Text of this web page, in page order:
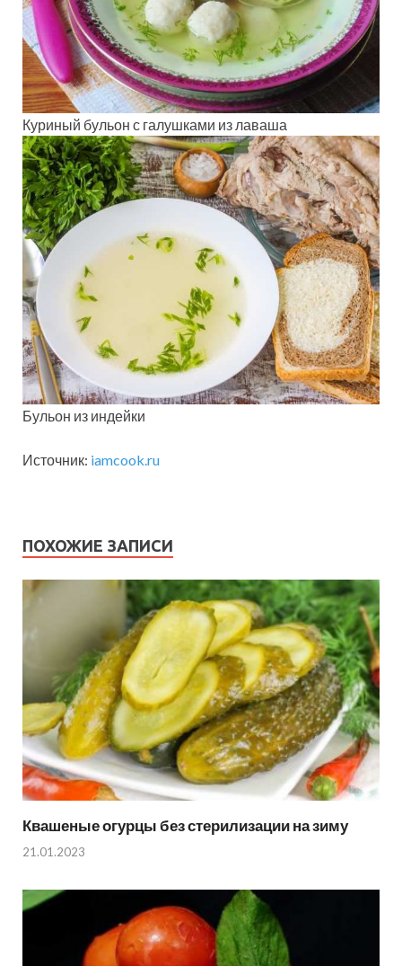
Куриный бульон с галушками из лаваша
Бульон из индейки
Источник: iamcook.ru
ПОХОЖИЕ ЗАПИСИ
Квашеные огурцы без стерилизации на зиму
21.01.2023